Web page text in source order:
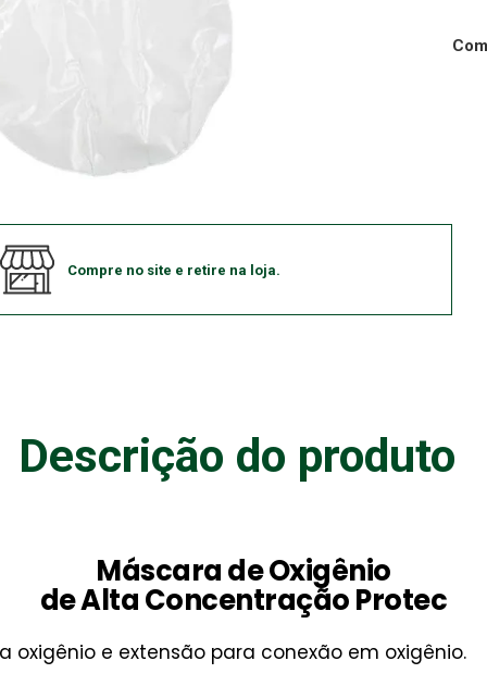
Compre no site e retire na loja.
Descrição do produto
Máscara de Oxigênio
de Alta Concentração Protec
oxigênio e extensão para conexão em oxigênio.